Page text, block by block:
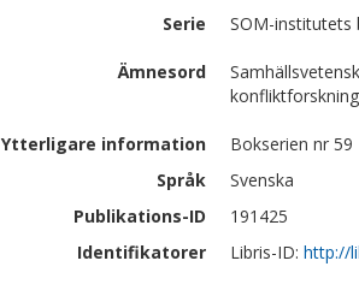
Serie
SOM-institutets
Ämnesord
Ytterligare information
Bokserien nr 59
Språk
Svenska
Publikations-ID
191425
Identifikatorer
Libris-ID: http://